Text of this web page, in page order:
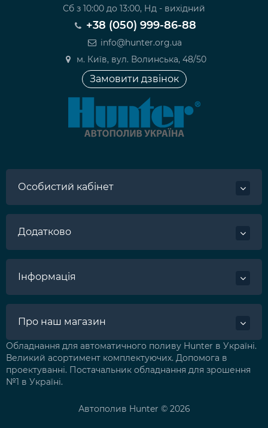
Сб з 10:00 до 13:00, Нд - вихідний
+38 (050) 999-86-88
info@hunter.org.ua
м. Київ, вул. Волинська, 48/50
Замовити дзвінок
Особистий кабінет
Додатково
Інформація
Про наш магазин
Обладнання для автоматичного поливу Hunter в Україні.
Великий асортимент комплектуючих. Допомога в
проектуванні. Постачальник обладнання для зрошення
№1 в Україні.
Автополив Hunter © 2026